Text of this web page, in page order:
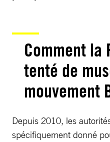
Comment la
tenté de
mouvement
Depuis 2010, les
spécifiquement donné